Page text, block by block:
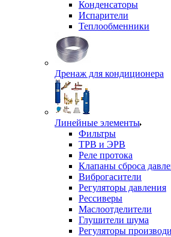
Конденсаторы
Испарители
Теплообменники
Дренаж для кондиционера
Линейные элементы
Фильтры
ТРВ и ЭРВ
Реле протока
Клапаны сброса
Виброгасители
Регуляторы давления
Рессиверы
Маслоотделители
Глушители шума
Регуляторы